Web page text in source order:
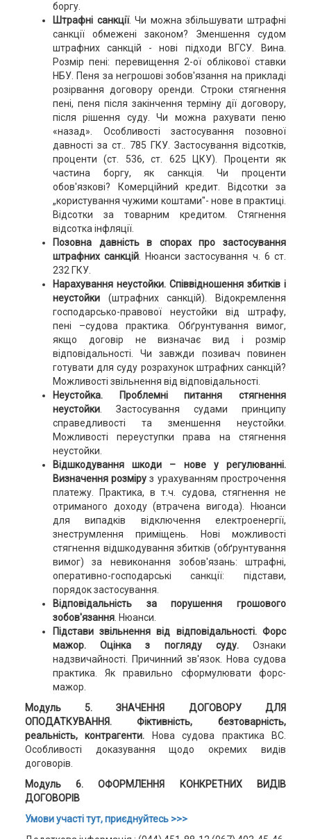
боргу.
Штрафні санкції. Чи можна збільшувати штрафні
санкції обмежені законом? Зменшення судом
штрафних санкцій - нові підходи ВГСУ. Вина.
Розмір пені: перевищення 2-ої облікової ставки
НБУ. Пеня за негрошові зобов'язання на прикладі
розірвання договору оренди. Строки стягнення
пені, пеня після закінчення терміну дії договору,
після рішення суду. Чи можна рахувати пеню
«назад». Особливості застосування позовної
давності за ст.. 785 ГКУ. Застосування відсотків,
проценти (ст. 536, ст. 625 ЦКУ). Проценти як
частина боргу, як санкція. Чи проценти
обов'язкові? Комерційний кредит. Відсотки за
„користування чужими коштами"- нове в практиці.
Відсотки за товарним кредитом. Стягнення
відсотка інфляції.
Позовна давність в спорах про застосування
штрафних санкцій . Нюанси застосування ч. 6 ст.
232 ГКУ.
Нарахування неустойки. Співвідношення збитків і
неустойки(штрафних санкцій). Відокремлення
господарсько-правової неустойки від штрафу,
пені –судова практика. Обґрунтування вимог,
якщо договір не визначає вид і розмір
відповідальності. Чи завжди позивач повинен
готувати для суду розрахунок штрафних санкцій?
Можливості звільнення від відповідальності.
Неустойка. Проблемні питання стягнення
неустойки. Застосування судами принципу
справедливості та зменшення неустойки.
Можливості переуступки права на стягнення
неустойки.
Відшкодування шкоди – нове у регулюванні.
Визначення розміру з урахуванням прострочення
платежу. Практика, в т.ч. судова, стягнення не
отриманого доходу (втрачена вигода). Нюанси
для випадків відключення електроенергії,
знеструмлення приміщень. Нові можливості
стягнення відшкодування збитків (обґрунтування
вимог) за невиконання зобов'язань: штрафні,
оперативно-господарські санкції: підстави,
порядок застосування.
Відповідальність за порушення грошового
зобов'язання. Нюанси.
Підстави звільнення від відповідальності.Форс
мажор.Оцінка з погляду суду.Ознаки
надзвичайності. Причинний зв'язок. Нова судова
практика. Як правильно сформулювати форс-
мажор.
Модуль 5. ЗНАЧЕННЯ ДОГОВОРУ ДЛЯ
ОПОДАТКУВАННЯ. Фіктивність, безтоварність,
реальність, контрагенти.
Нова судова практика ВС.
Особливості доказування щодо окремих видів
договорів.
Модуль6. ОФОРМЛЕННЯ КОНКРЕТНИХ ВИДІВ
ДОГОВОРІВ
Умови участі тут, приєднуйтесь >>>